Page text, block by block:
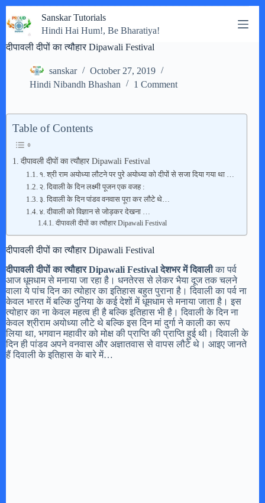
to
content
Sanskar Tutorials
Hindi Hai Hum!, Be Bharatiya!
दीपावली दीपों का त्यौहार Dipawali Festival
sanskar
October 27, 2019
Hindi Nibandh Bhashan
1 Comment
Table of Contents
दीपावली दीपों का त्यौहार Dipawali Festival
१. श्री राम अयोध्या लौटने पर पुरे अयोध्या को दीपों से सजा दिया गया था …
२. दिवाली के दिन लक्ष्मी पूजन एक वजह :
३. दिवाली के दिन पांडव वनवास पूरा कर लौटे थे…
४. दीवाली को विज्ञान से जोड़कर देखना …
दीपावली दीपों का त्यौहार Dipawali Festival
दीपावली दीपों का त्यौहार Dipawali Festival
दीपावली दीपों का त्यौहार Dipawali Festival देशभर में दिवालीका पर्व
आज धूमधाम से मनाया जा रहा है। धनतेरस से लेकर भैया दूज तक चलने
वाला ये पांच दिन का त्योहार का इतिहास बहुत पुराना है। दिवाली का पर्व ना
केवल भारत में बल्कि दुनिया के कई देशों में धूमधाम से मनाया जाता है। इस
त्योहार का ना केवल महत्व ही है बल्कि इतिहास भी है। दिवाली के दिन ना
केवल श्रीराम अयोध्या लौटे थे बल्कि इस दिन मां दुर्गा ने काली का रूप
लिया था, भगवान महावीर को मोक्ष की प्राप्ति की प्राप्ति हुई थी। दिवाली के
दिन ही पांडव अपने वनवास और अज्ञातवास से वापस लौटे थे। आइए जानते
हैं दिवाली के इतिहास के बारे में…